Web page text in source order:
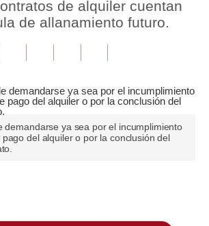
de alquiler cuentan
de allanamiento futuro.
demandarse ya sea por el incumplimiento
del alquiler o por la conclusión del